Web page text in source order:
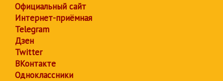
Официальный сайт
Интернет-приёмная
Telegram
Дзен
Twitter
ВКонтакте
Одноклассники